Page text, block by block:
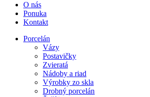
O nás
Ponuka
Kontakt
Porcelán
Vázy
Postavičky
Zvieratá
Nádoby a riad
Výrobky zo skla
Drobný porcelán